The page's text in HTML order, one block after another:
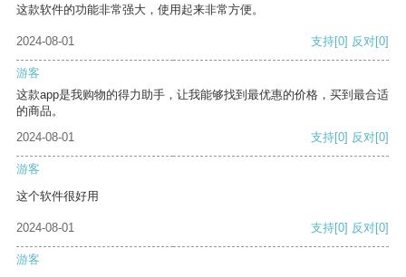
这款软件的功能非常强大，使用起来非常方便。
2024-08-01 支持[0] 反对[0]
游客
这款app是我购物的得力助手，让我能够找到最优惠的价格，买到最合适
的商品。
2024-08-01
支持[0] 反对[0]
游客
这个软件很好用
2024-08-01 支持[0] 反对[0]
游客